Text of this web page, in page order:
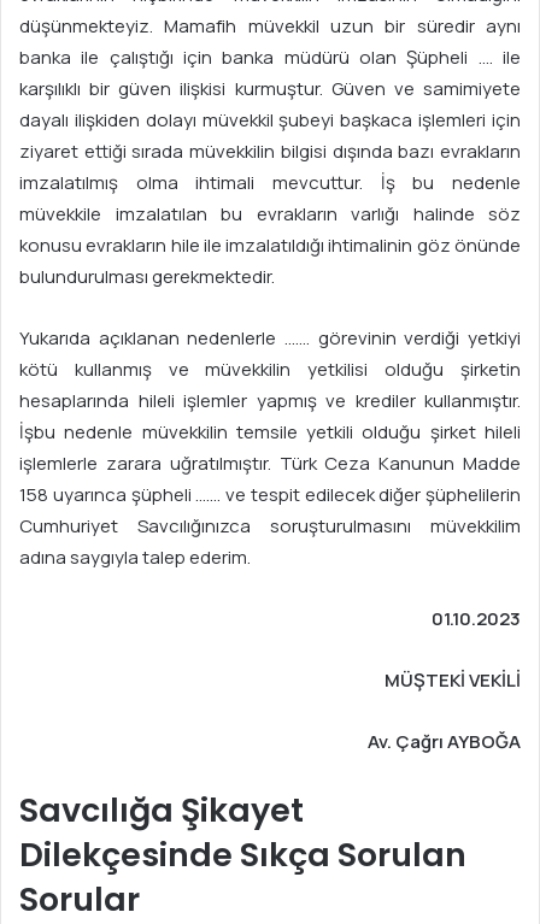
düşünmekteyiz. Mamafih müvekkil uzun bir süredir aynı
banka ile çalıştığı için banka müdürü olan Şüpheli …. ile
karşılıklı bir güven ilişkisi kurmuştur. Güven ve samimiyete
dayalı ilişkiden dolayı müvekkil şubeyi başkaca işlemleri için
ziyaret ettiği sırada müvekkilin bilgisi dışında bazı evrakların
imzalatılmış olma ihtimali mevcuttur. İş bu nedenle
müvekkile imzalatılan bu evrakların varlığı halinde söz
konusu evrakların hile ile imzalatıldığı ihtimalinin göz önünde
bulundurulması gerekmektedir.
Yukarıda açıklanan nedenlerle ……. görevinin verdiği yetkiyi
kötü kullanmış ve müvekkilin yetkilisi olduğu şirketin
hesaplarında hileli işlemler yapmış ve krediler kullanmıştır.
İşbu nedenle müvekkilin temsile yetkili olduğu şirket hileli
işlemlerle zarara uğratılmıştır. Türk Ceza Kanunun Madde
158 uyarınca şüpheli ……. ve tespit edilecek diğer şüphelilerin
Cumhuriyet Savcılığınızca soruşturulmasını müvekkilim
adına saygıyla talep ederim.
01.10.2023
MÜŞTEKİ VEKİLİ
Av. Çağrı AYBOĞA
Savcılığa Şikayet
Dilekçesinde Sıkça Sorulan
Sorular